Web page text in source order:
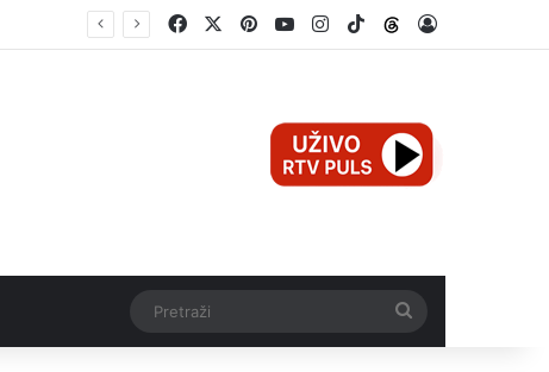
FacebookPinterestYouTubeInstagram
TikTokThreads